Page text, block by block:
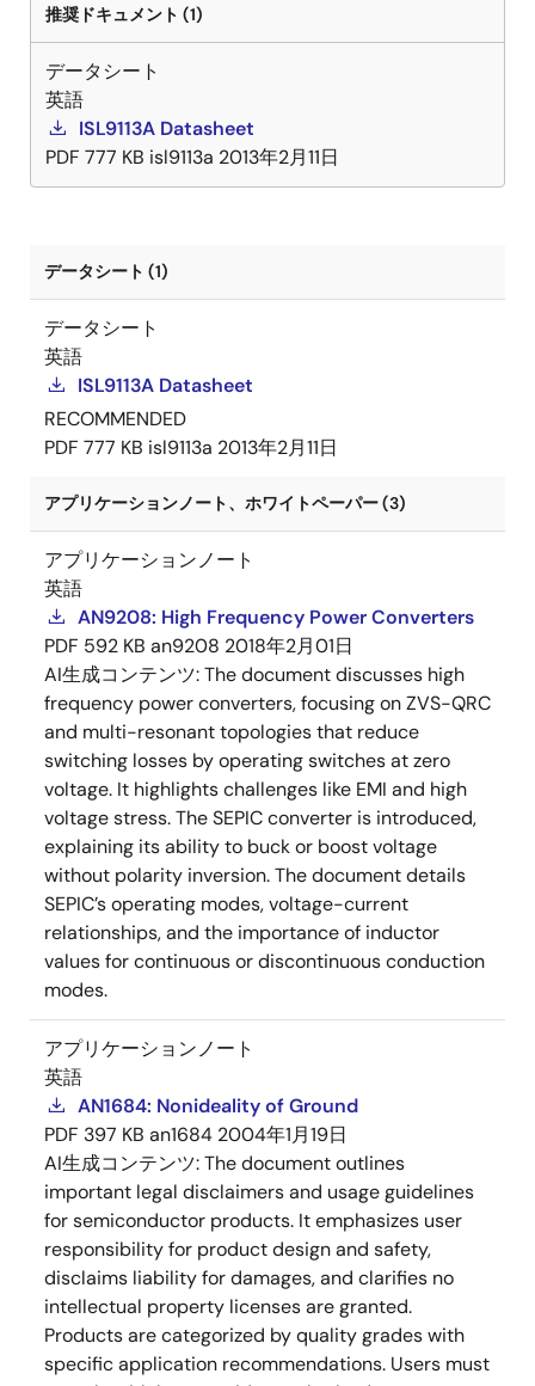
推奨ドキュメント (1)
データシート
英語
ISL9113A Datasheet
PDF 777 KB isl9113a 2013年2月11日
データシート (1)
データシート
英語
ISL9113A Datasheet
RECOMMENDED
PDF 777 KB isl9113a 2013年2月11日
アプリケーションノート、ホワイトペーパー (3)
アプリケーションノート
英語
AN9208: High Frequency Power Converters
PDF 592 KB an9208 2018年2月01日
AI生成コンテンツ:The document discusses high
frequency power converters, focusing on ZVS-QRC
and multi-resonant topologies that reduce
switching losses by operating switches at zero
voltage. It highlights challenges like EMI and high
voltage stress. The SEPIC converter is introduced,
explaining its ability to buck or boost voltage
without polarity inversion. The document details
SEPIC’s operating modes, voltage-current
relationships, and the importance of inductor
values for continuous or discontinuous conduction
modes.
アプリケーションノート
英語
AN1684: Nonideality of Ground
PDF 397 KB an1684 2004年1月19日
AI生成コンテンツ:The document outlines
important legal disclaimers and usage guidelines
for semiconductor products. It emphasizes user
responsibility for product design and safety,
disclaims liability for damages, and clarifies no
intellectual property licenses are granted.
Products are categorized by quality grades with
specific application recommendations. Users must